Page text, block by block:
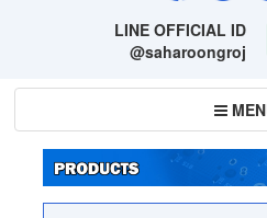
LINE OFFICIAL ID
@saharoongroj
Toggle